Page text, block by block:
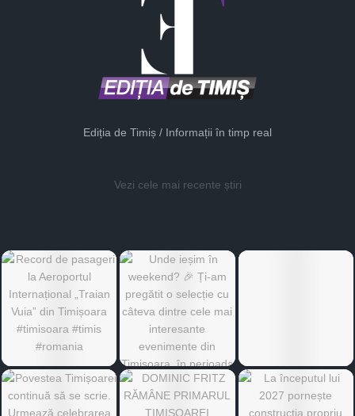
Ediția de Timiș / Informații în timp real
Vezi cele mai recente știri